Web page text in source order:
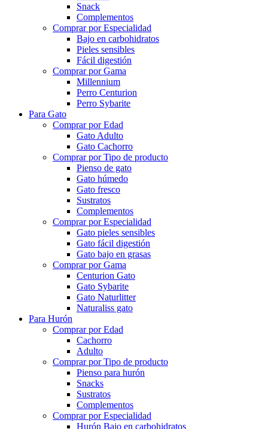
Snack
Complementos
Comprar por Especialidad
Bajo en carbohidratos
Pieles sensibles
Fácil digestión
Comprar por Gama
Millennium
Perro Centurion
Perro Sybarite
Para Gato
Comprar por Edad
Gato Adulto
Gato Cachorro
Comprar por Tipo de producto
Pienso de gato
Gato húmedo
Gato fresco
Sustratos
Complementos
Comprar por Especialidad
Gato pieles sensibles
Gato fácil digestión
Gato bajo en grasas
Comprar por Gama
Centurion Gato
Gato Sybarite
Gato Naturlitter
Naturaliss gato
Para Hurón
Comprar por Edad
Cachorro
Adulto
Comprar por Tipo de producto
Pienso para hurón
Snacks
Sustratos
Complementos
Comprar por Especialidad
Hurón Bajo en carbohidratos